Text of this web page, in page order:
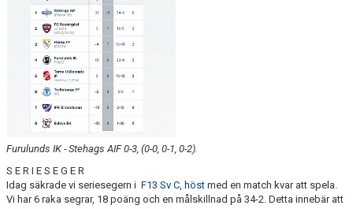
Furulunds IK - Stehags AIF 0-3, (0-0, 0-1, 0-2).
S E R I E S E G E R
Idag säkrade vi seriesegern i F13 Sv C, höst med en match kvar att spela.
Vi har 6 raka segrar, 18 poäng och en målskillnad på 34-2. Detta innebär att